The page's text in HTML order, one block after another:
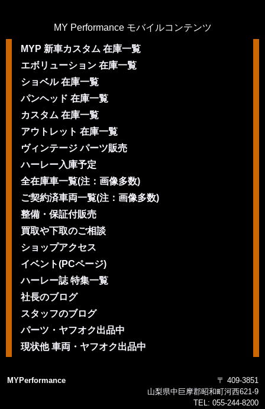
MY Performance モバイルコンテンツ
MYP 新車カスタム 在庫一覧
エボリューション 在庫一覧
ショベル 在庫一覧
パンヘッド 在庫一覧
カスタム 在庫一覧
アウトレット 在庫一覧
ヴィンテージ パーツ販売
ハーレー入庫予定
全在庫車一覧(注：画像多数)
ご契約済車両一覧(注：画像多数)
整備・保証付販売
買取や下取のご相談
ショップアクセス
イベント(PCページ)
ハーレー誌 特集一覧
社長のブログ
スタッフのブログ
パーツ・ヤフオク出品中
現状他 車両・ヤフオク出品中
MYPerformance
〒 409-3851
山梨県中巨摩郡昭和町河西621-9
TEL: 055-244-8200